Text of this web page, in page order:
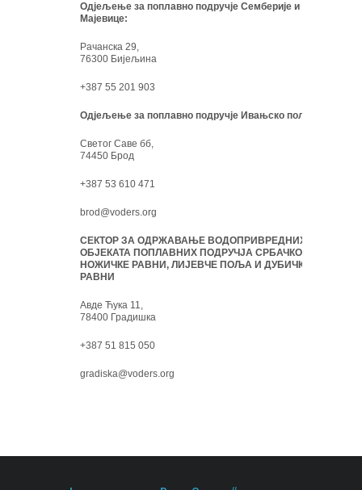
Одјељење за поплавно подручје Семберије и
Мајевице:
Рачанска 29,
76300 Бијељина
+387 55 201 903
Одјељење за поплавно подручје Ивањско поље:
Светог Саве бб,
74450 Брод
+387 53 610 471
brod@voders.org
СЕКТОР ЗА ОДРЖАВАЊЕ ВОДОПРИВРЕДНИХ
ОБЈЕКАТА ПОПЛАВНИХ ПОДРУЧЈА СРБАЧКО-
НОЖИЧКЕ РАВНИ, ЛИЈЕВЧЕ ПОЉА И ДУБИЧКЕ
РАВНИ
Авде Ћука 11,
78400 Градишка
+387 51 815 050
gradiska@voders.org